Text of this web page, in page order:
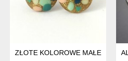
ZŁOTE KOLOROWE MAŁE